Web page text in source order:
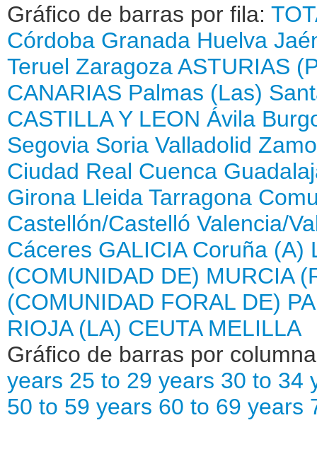
Gráfico de barras por fila:
Córdoba Granada Huelva
Teruel ZaragozaASTURIAS
CANARIAS Palmas (Las)
CASTILLA Y LEON Ávila
Segovia Soria Valladolid
Ciudad Real Cuenca
Girona Lleida Tarragona
Castellón/Castelló Valencia/
Cáceres GALICIA Coruña (A)
(COMUNIDAD DE) MURCIA
(COMUNIDAD FORAL DE)
RIOJA (LA) CEUTA MELILLA
Gráfico de barras por
years 25 to 29 years 30 to 34
50 to 59 years 60 to 69 years